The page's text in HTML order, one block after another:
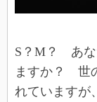
S？M？ あな
ますか？ 世
れていますが